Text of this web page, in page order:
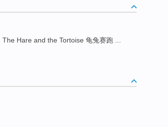
The Hare and the Tortoise 龟兔赛跑 ...